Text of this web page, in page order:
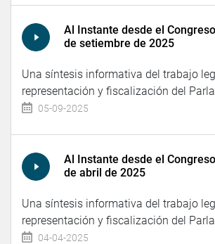
Al Instante desde el
de setiembre de 2025
Una síntesis informativa del trabajo
representación y fiscalización del
05-09-2025
Al Instante desde el
de abril de 2025
Una síntesis informativa del trabajo
representación y fiscalización del
04-04-2025